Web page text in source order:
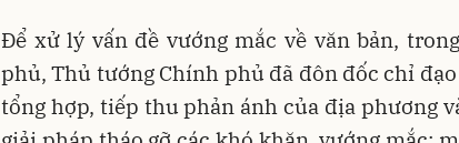
Để xử lý vấn đề vướng mắc về văn bản,
phủ, Thủ tướng Chính phủ đã đôn đốc chỉ đạo
tổng hợp, tiếp thu phản ánh của địa phương